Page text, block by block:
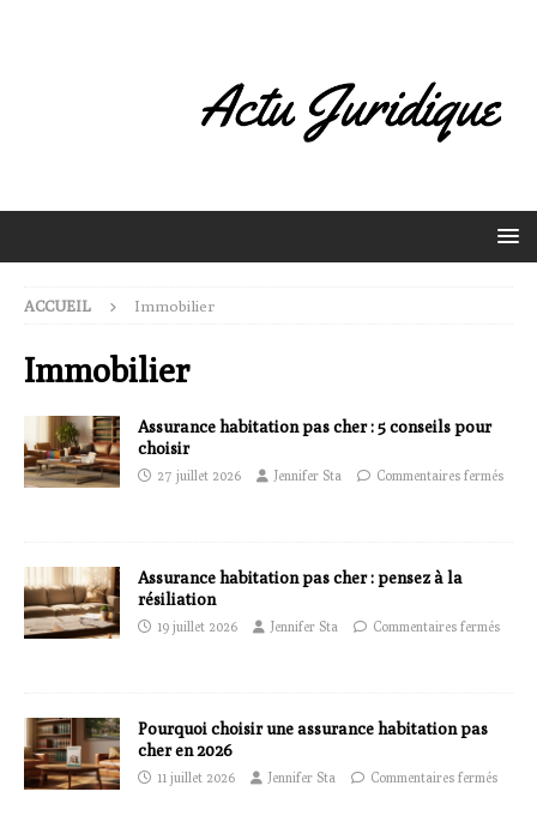
ACCUEIL Immobilier
Immobilier
Assurance habitation pas cher : 5 conseils pour
choisir
27 juillet 2026 Jennifer Sta Commentaires fermés
Assurance habitation pas cher : pensez à la
résiliation
19 juillet 2026 Jennifer Sta Commentaires fermés
Pourquoi choisir une assurance habitation pas
cher en 2026
11 juillet 2026 Jennifer Sta Commentaires fermés